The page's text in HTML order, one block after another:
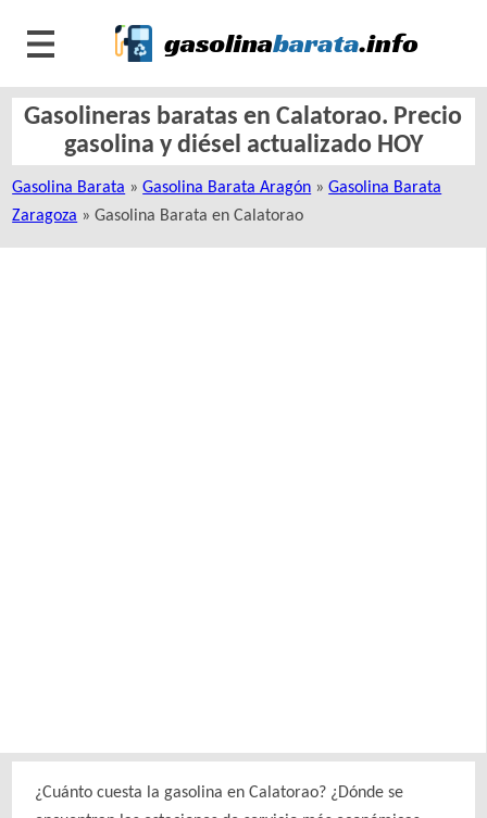
Gasolineras baratas en Calatorao. Precio
gasolina y diésel actualizado HOY
Gasolina Barata »Gasolina Barata Aragón »Gasolina Barata
Zaragoza » Gasolina Barata en Calatorao
¿Cuánto cuesta la gasolina en Calatorao? ¿Dónde se